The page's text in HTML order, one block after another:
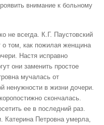
внимание к больному
не всегда. К.Г. Паустовский
о том, как пожилая женщина
Настя исправно
они заменить простое
мучалась от
ненужности в жизни дочери.
скончалась.
ее в последний раз.
Катерина Петровна умерла,